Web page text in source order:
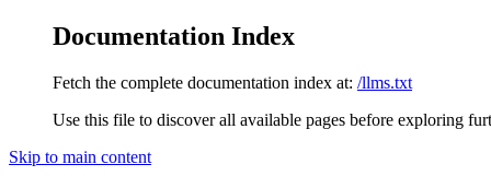
Documentation Index
Fetch the complete documentation index at: /llms.txt
Use this file to discover all available pages before exploring
Skip to main content